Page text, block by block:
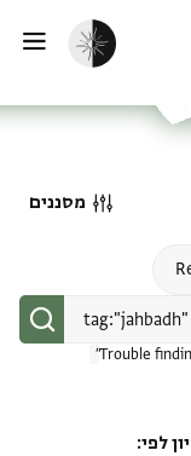
הפעלת מצב כהה
Trouble
מסננים
לפי